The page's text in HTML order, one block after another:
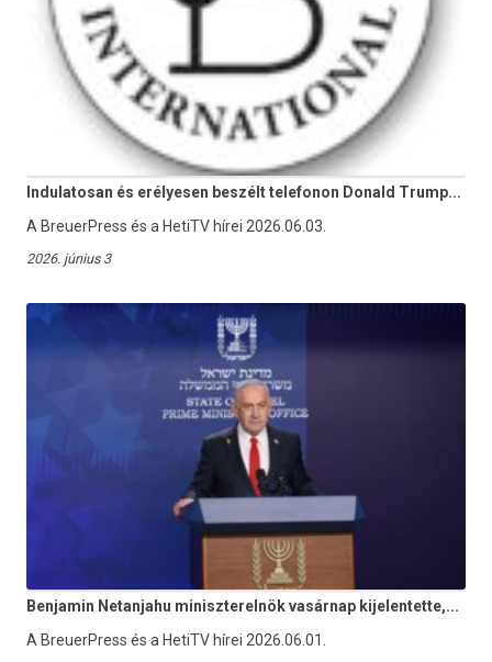
Indulatosan és erélyesen beszélt telefonon Donald Trump...
A BreuerPress és a HetiTV hírei 2026.06.03.
2026. június 3
Benjamin Netanjahu miniszterelnök vasárnap kijelentette,...
A BreuerPress és a HetiTV hírei 2026.06.01.